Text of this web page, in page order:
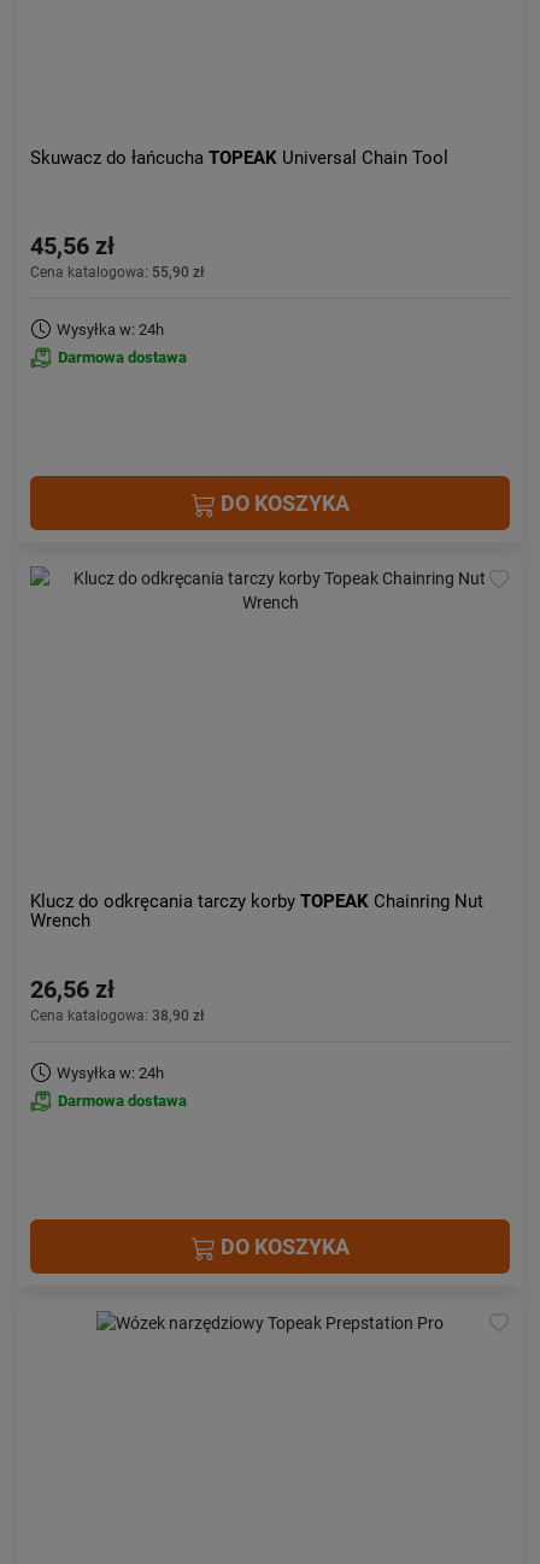
Skuwacz do łańcucha TOPEAK Universal Chain Tool
45,56 zł
Cena katalogowa: 55,90 zł
Wysyłka w: 24h
Darmowa dostawa
DO KOSZYKA
Klucz do odkręcania tarczy korby TOPEAK Chainring Nut
Wrench
26,56 zł
Cena katalogowa: 38,90 zł
Wysyłka w: 24h
Darmowa dostawa
DO KOSZYKA